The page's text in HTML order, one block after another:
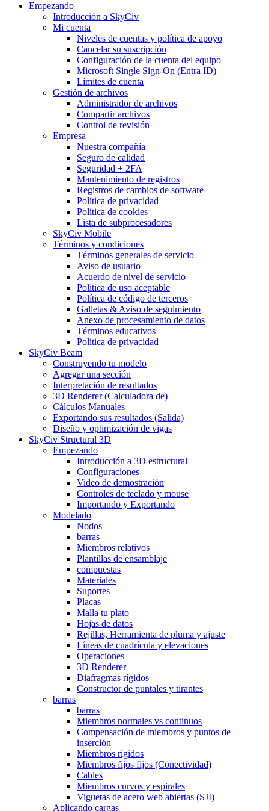
Empezando
Introducción a SkyCiv
Mi cuenta
Niveles de cuentas y política de apoyo
Cancelar su suscripción
Configuración de la cuenta del equipo
Microsoft Single Sign-On (Entra ID)
Límites de cuenta
Gestión de archivos
Administrador de archivos
Compartir archivos
Control de revisión
Empresa
Nuestra compañía
Seguro de calidad
Seguridad + 2FA
Mantenimiento de registros
Registros de cambios de software
Política de privacidad
Política de cookies
Lista de subprocesadores
SkyCiv Mobile
Términos y condiciones
Términos generales de servicio
Aviso de usuario
Acuerdo de nivel de servicio
Política de uso aceptable
Política de código de terceros
Galletas & Aviso de seguimiento
Anexo de procesamiento de datos
Términos educativos
Política de privacidad
SkyCiv Beam
Construyendo tu modelo
Agregar una sección
Interpretación de resultados
3D Renderer (Calculadora de)
Cálculos Manuales
Exportando sus resultados (Salida)
Diseño y optimización de vigas
SkyCiv Structural 3D
Empezando
Introducción a 3D estructural
Configuraciones
Video de demostración
Controles de teclado y mouse
Importando y Exportando
Modelado
Nodos
barras
Miembros relativos
Plantillas de ensamblaje
compuestas
Materiales
Suportes
Placas
Malla tu plato
Hojas de datos
Rejillas, Herramienta de pluma y ajuste
Líneas de cuadrícula y elevaciones
Operaciones
3D Renderer
Diafragmas rígidos
Constructor de puntales y tirantes
barras
barras
Miembros normales vs continuos
Compensación de miembros y puntos de
inserción
Miembros rígidos
Miembros fijos fijos (Conectividad)
Cables
Miembros curvos y espirales
Viguetas de acero web abiertas (SJI)
Aplicando cargas